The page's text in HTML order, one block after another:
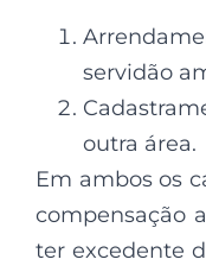
servidão
outra área.
Em ambos os
compensação
ter excedente